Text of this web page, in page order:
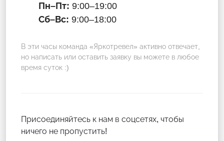
Пн–Пт: 9:00–19:00
Сб–Вс: 9:00–18:00
В эти часы команда «Яркотревел» активно отвечает,
но написать или оставить заявку вы можете в любое
время суток :)
Присоединяйтесь к нам в соцсетях, чтобы
ничего не пропустить!